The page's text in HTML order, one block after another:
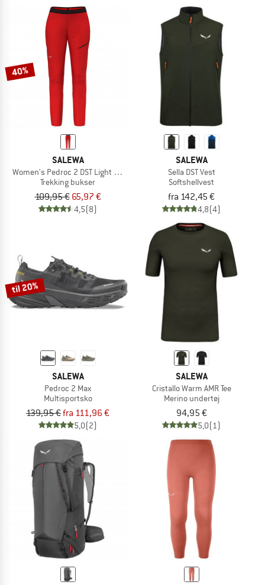
40%
SALEWA
Women's Pedroc 2 DST Light Pants
Trekking bukser
109,95 € 65,97 €
4,5(8)
SALEWA
Sella DST Vest
Softshellvest
fra 142,45 €
4,8(4)
til 20%
SALEWA
Pedroc 2 Max
Multisportsko
139,95 €fra 111,96 €
5,0(2)
SALEWA
Cristallo Warm AMR Tee
Merino undertøj
94,95 €
5,0(1)